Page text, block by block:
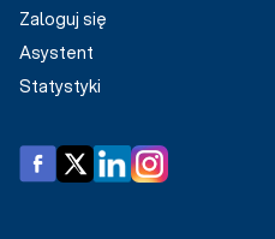
Zaloguj się
Asystent
Statystyki